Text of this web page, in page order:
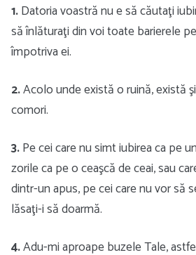
1.Datoria voastră nu e să căutaţi
să înlăturaţi din voi toate barierele
împotriva ei.
2.Acolo unde există o ruină, există
comori.
3.Pe cei care nu simt iubirea ca pe
zorile ca pe o ceaşcă de ceai, sau
dintr-un apus, pe cei care nu vor să
lăsaţi-i să doarmă.
4.Adu-mi aproape buzele Tale,